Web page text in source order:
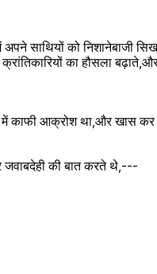
साथियों को निशानेबाजी
काफी आक्रोश था,और खास कर
जवाबदेही की बात करते थे,---